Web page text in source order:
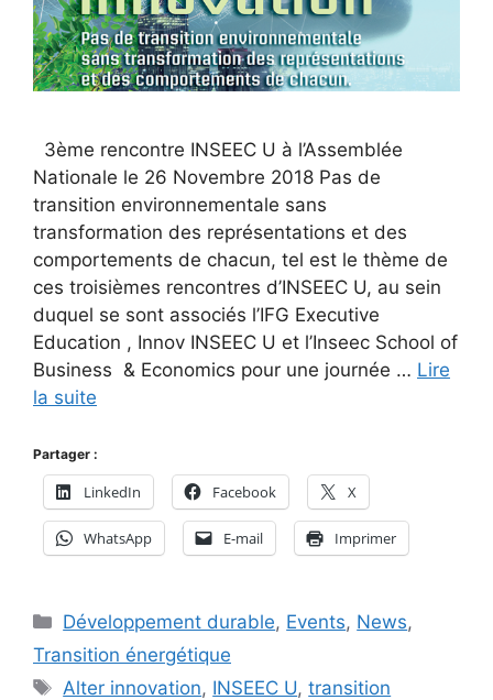
3ème rencontre INSEEC U à l’Assemblée
Nationale le 26 Novembre 2018 Pas de
transition environnementale sans
transformation des représentations et des
comportements de chacun, tel est le thème de
ces troisièmes rencontres d’INSEEC U, au sein
duquel se sont associés l’IFG Executive
Education , Innov INSEEC U et l’Inseec School of
Business & Economics pour une journée … Lire
la suite
Partager :
LinkedIn Facebook X
WhatsApp E-mail Imprimer
Catégories
Développement durable, Events, News,
Transition énergétique
Étiquettes
Alter innovation, INSEEC U,transition